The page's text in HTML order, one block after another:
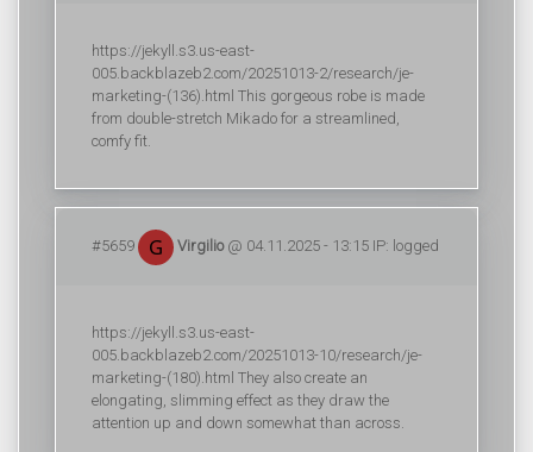
https://jekyll.s3.us-east-
005.backblazeb2.com/20251013-2/research/je-
marketing-(136).html This gorgeous robe is made
from double-stretch Mikado for a streamlined,
comfy fit.
#5659 Virgilio@ 04.11.2025 - 13:15 IP: logged
https://jekyll.s3.us-east-
005.backblazeb2.com/20251013-10/research/je-
marketing-(180).html They also create an
elongating, slimming effect as they draw the
attention up and down somewhat than across.